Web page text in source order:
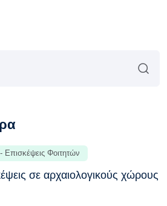
Επισκέψεις Φοιτητών
σε αρχαιολογικούς χώρους